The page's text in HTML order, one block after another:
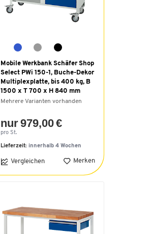
Mobile Werkbank Schäfer Shop
Select PWi 150-1, Buche-Dekor
Multiplexplatte, bis 400 kg, B
1500 x T 700 x H 840 mm
Mehrere Varianten vorhanden
nur 979,00 €
pro St.
Lieferzeit: innerhalb 4 Wochen
Vergleichen Merken